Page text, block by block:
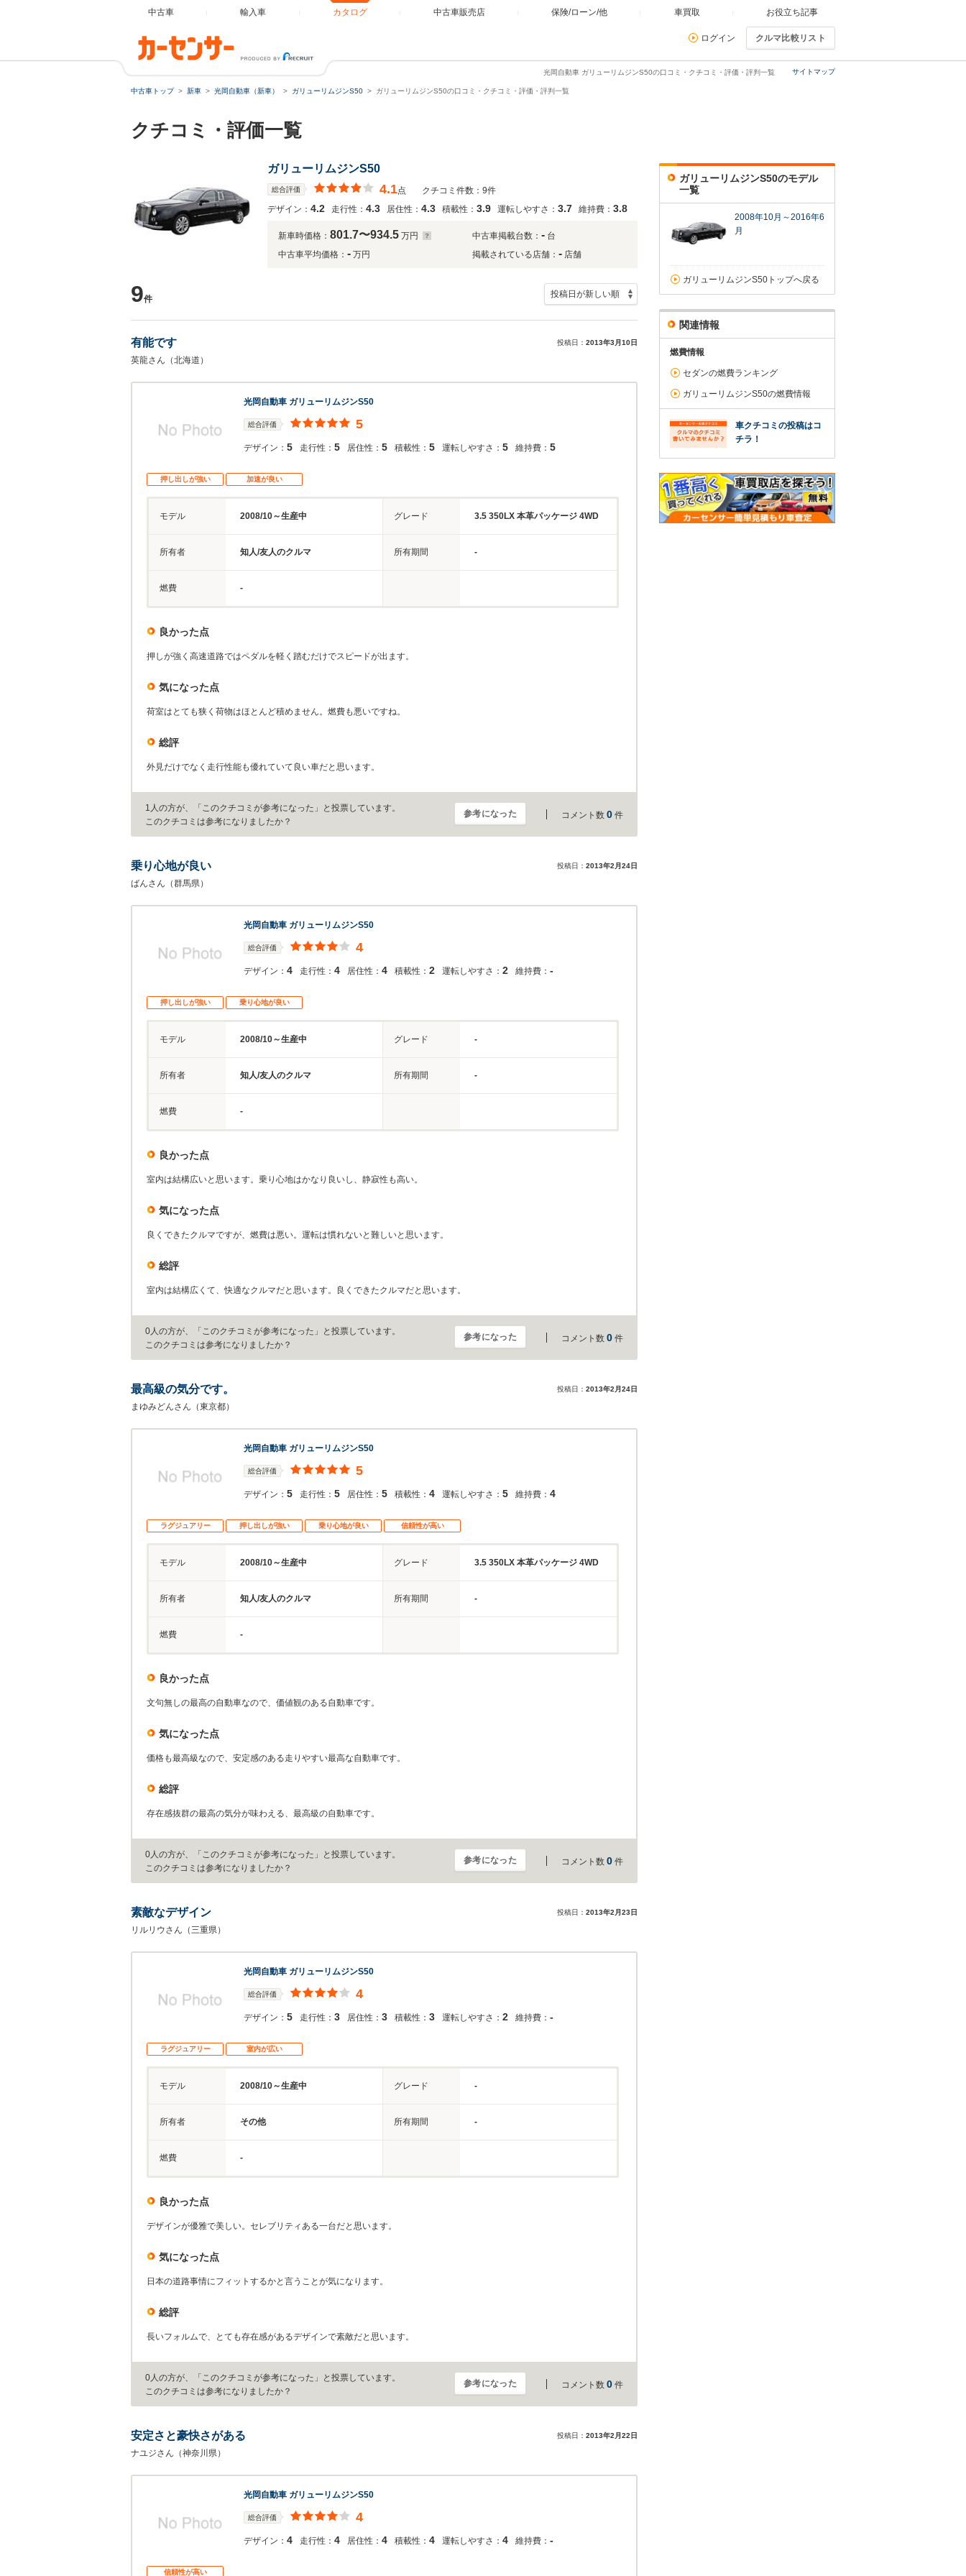
中古車 輸入車 カタログ 中古車販売店 保険/ローン/他 車買取 お役立ち記事
ログイン クルマ比較リスト
サイトマップ
光岡自動車 ガリューリムジンS50の口コミ・クチコミ・評価・評判一覧
中古車トップ 新車 光岡自動車（新車） ガリューリムジンS50 ガリューリムジンS50の口コミ・クチコミ・評価・評判一覧
クチコミ・評価一覧
ガリューリムジンS50
総合評価 4.1点
クチコミ件数：9件
デザイン： 4.2 走行性： 4.3 居住性： 4.3 積載性： 3.9 運転しやすさ： 3.7 維持費： 3.8
新車時価格： 801.7〜934.5 万円 中古車掲載台数： - 台
中古車平均価格： - 万円 掲載されている店舗： - 店舗
9件
有能です 投稿日： 2013年3月10日
英龍さん（北海道）
光岡自動車 ガリューリムジンS50
総合評価 5
デザイン： 5 走行性： 5 居住性： 5 積載性： 5 運転しやすさ： 5 維持費： 5
押し出しが強い 加速が良い
モデル 2008/10～生産中 グレード 3.5 350LX 本革パッケージ 4WD
所有者 知人/友人のクルマ 所有期間 -
燃費 -
良かった点
押しが強く高速道路ではペダルを軽く踏むだけでスピードが出ます。
気になった点
荷室はとても狭く荷物はほとんど積めません。燃費も悪いですね。
総評
外見だけでなく走行性能も優れていて良い車だと思います。
1人の方が、「このクチコミが参考になった」と投票しています。
このクチコミは参考になりましたか？
参考になった コメント数 0 件
乗り心地が良い 投稿日： 2013年2月24日
ばんさん（群馬県）
光岡自動車 ガリューリムジンS50
総合評価 4
デザイン： 4 走行性： 4 居住性： 4 積載性： 2 運転しやすさ： 2 維持費： -
押し出しが強い 乗り心地が良い
モデル 2008/10～生産中 グレード -
所有者 知人/友人のクルマ 所有期間 -
燃費 -
良かった点
室内は結構広いと思います。乗り心地はかなり良いし、静寂性も高い。
気になった点
良くできたクルマですが、燃費は悪い。運転は慣れないと難しいと思います。
総評
室内は結構広くて、快適なクルマだと思います。良くできたクルマだと思います。
0人の方が、「このクチコミが参考になった」と投票しています。
このクチコミは参考になりましたか？
参考になった コメント数 0 件
最高級の気分です。 投稿日： 2013年2月24日
まゆみどんさん（東京都）
光岡自動車 ガリューリムジンS50
総合評価 5
デザイン： 5 走行性： 5 居住性： 5 積載性： 4 運転しやすさ： 5 維持費： 4
ラグジュアリー 押し出しが強い 乗り心地が良い 信頼性が高い
モデル 2008/10～生産中 グレード 3.5 350LX 本革パッケージ 4WD
所有者 知人/友人のクルマ 所有期間 -
燃費 -
良かった点
文句無しの最高の自動車なので、価値観のある自動車です。
気になった点
価格も最高級なので、安定感のある走りやすい最高な自動車です。
総評
存在感抜群の最高の気分が味わえる、最高級の自動車です。
0人の方が、「このクチコミが参考になった」と投票しています。
このクチコミは参考になりましたか？
参考になった コメント数 0 件
素敵なデザイン 投稿日： 2013年2月23日
リルリウさん（三重県）
光岡自動車 ガリューリムジンS50
総合評価 4
デザイン： 5 走行性： 3 居住性： 3 積載性： 3 運転しやすさ： 2 維持費： -
ラグジュアリー 室内が広い
モデル 2008/10～生産中 グレード -
所有者 その他 所有期間 -
燃費 -
良かった点
デザインが優雅で美しい。セレブリティある一台だと思います。
気になった点
日本の道路事情にフィットするかと言うことが気になります。
総評
長いフォルムで、とても存在感があるデザインで素敵だと思います。
0人の方が、「このクチコミが参考になった」と投票しています。
このクチコミは参考になりましたか？
参考になった コメント数 0 件
安定さと豪快さがある 投稿日： 2013年2月22日
ナユジさん（神奈川県）
光岡自動車 ガリューリムジンS50
総合評価 4
デザイン： 4 走行性： 4 居住性： 4 積載性： 4 運転しやすさ： 4 維持費： -
信頼性が高い
ガリューリムジンS50のモデル
一覧
2008年10月～2016年6
月
ガリューリムジンS50トップへ戻る
関連情報
燃費情報
セダンの燃費ランキング
ガリューリムジンS50の燃費情報
車クチコミの投稿はコ
チラ！